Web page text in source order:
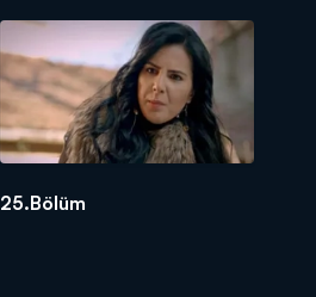
25.Bölüm